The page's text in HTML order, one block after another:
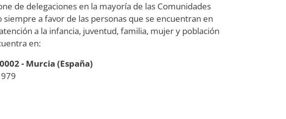
de delegaciones en la mayoría de las Comunidades
a favor de las personas que se encuentran en
a la infancia, juventud, familia, mujer y población
en:
- Murcia (España)